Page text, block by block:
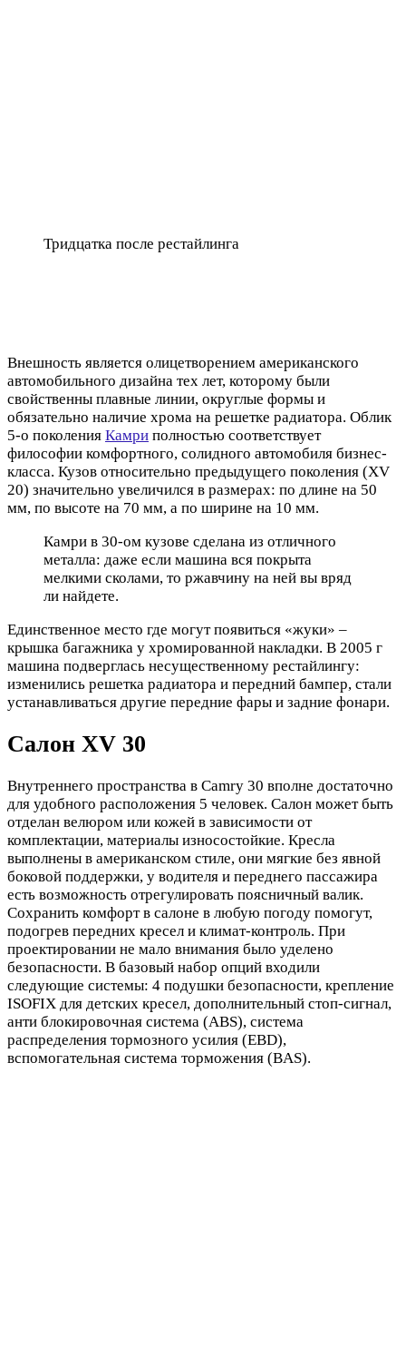
Тридцатка после рестайлинга
Внешность является олицетворением американского
автомобильного дизайна тех лет, которому были
свойственны плавные линии, округлые формы и
обязательно наличие хрома на решетке радиатора. Облик
5-о поколения Камри полностью соответствует
философии комфортного, солидного автомобиля бизнес-
класса. Кузов относительно предыдущего поколения (XV
20) значительно увеличился в размерах: по длине на 50
мм, по высоте на 70 мм, а по ширине на 10 мм.
Камри в 30-ом кузове сделана из отличного
металла: даже если машина вся покрыта
мелкими сколами, то ржавчину на ней вы вряд
ли найдете.
Единственное место где могут появиться «жуки» –
крышка багажника у хромированной накладки. В 2005 г
машина подверглась несущественному рестайлингу:
изменились решетка радиатора и передний бампер, стали
устанавливаться другие передние фары и задние фонари.
Салон XV 30
Внутреннего пространства в Camry 30 вполне достаточно
для удобного расположения 5 человек. Салон может быть
отделан велюром или кожей в зависимости от
комплектации, материалы износостойкие. Кресла
выполнены в американском стиле, они мягкие без явной
боковой поддержки, у водителя и переднего пассажира
есть возможность отрегулировать поясничный валик.
Сохранить комфорт в салоне в любую погоду помогут,
подогрев передних кресел и климат-контроль. При
проектировании не мало внимания было уделено
безопасности. В базовый набор опций входили
следующие системы: 4 подушки безопасности, крепление
ISOFIX для детских кресел, дополнительный стоп-сигнал,
анти блокировочная система (ABS), система
распределения тормозного усилия (EBD),
вспомогательная система торможения (BAS).